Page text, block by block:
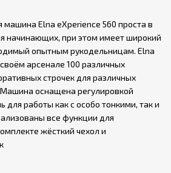
Elna eXperience 560 проста в
начинающих, при этом имеет широкий
опытным рукодельницам. Elna
арсенале 100 различных
строчек для различных
оснащена регулировкой
для работы как с особо тонкими, так и
все функции для
жёсткий чехол и